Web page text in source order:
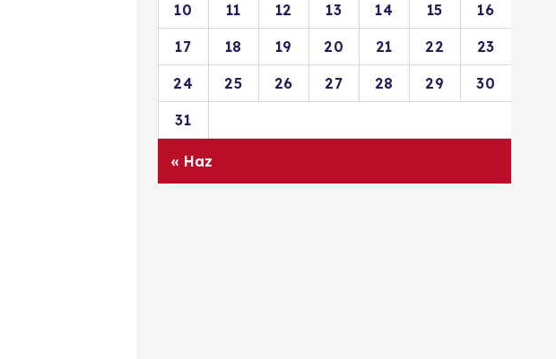
10 11 12 13 14 15 16
17 18 19 20 21 22 23
24 25 26 27 28 29 30
31
« Haz